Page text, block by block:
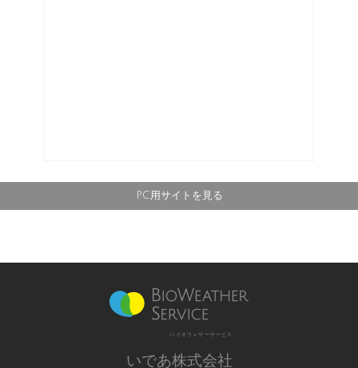
PC用サイトを見る
バイオウェザーサービス
いであ株式会社